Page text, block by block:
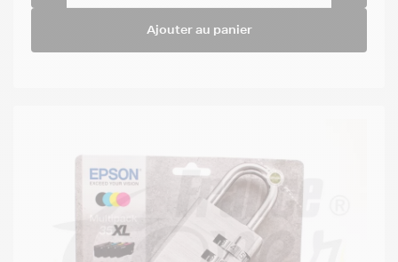
Ajouter au panier